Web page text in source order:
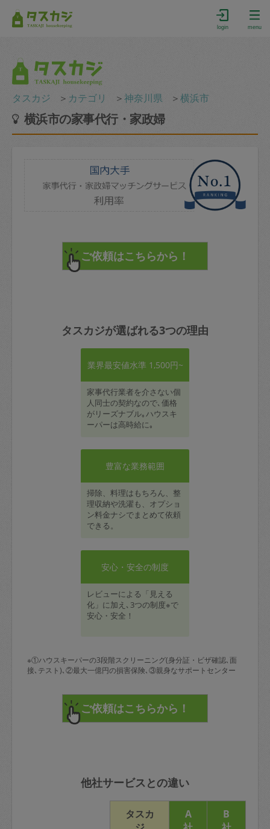
login menu
タスカジ ＞ カテゴリ ＞神奈川県 ＞横浜市
横浜市の家事代行・家政婦
タスカジが選ばれる3つの理由
業界最安値水準 1,500円~
家事代行業者を介さない個
人同士の契約なので､価格
がリーズナブル｡ハウスキ
ーパーは高時給に｡
豊富な業務範囲
掃除、料理はもちろん、整
理収納や洗濯も、オプショ
ン料金ナシでまとめて依頼
できる。
安心・安全の制度
レビューによる「見える
化」に加え､3つの制度※で
安心・安全！
※①ハウスキーパーの3段階スクリーニング(身分証・ビザ確認､面
接､テスト)､②最大一億円の損害保険､③親身なサポートセンター
他社サービスとの違い
タスカ
A
B